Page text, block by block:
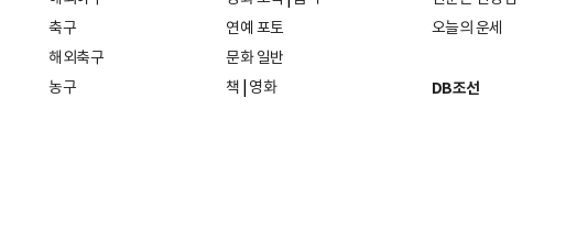
축구
해외축구
농구
연예 포토
문화 일반
책
영화
오늘의 운세
DB조선